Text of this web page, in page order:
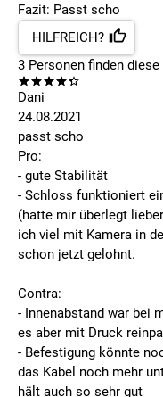
Fazit: Passt scho
HILFREICH?
3 Personen finden diese
Dani
24.08.2021
passt scho
Pro:
- gute Stabilität
- Schloss funktioniert
(hatte mir überlegt
ich viel mit Kamera in
schon jetzt gelohnt.
Contra:
- Innenabstand war bei
es aber mit Druck
- Befestigung könnte
das Kabel noch mehr
hält auch so sehr gut